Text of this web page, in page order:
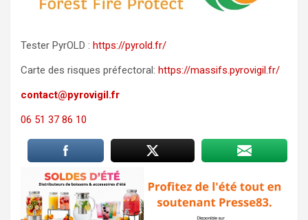
Tester PyrOLD : https://pyrold.fr/
Carte des risques préfectoral: https://massifs.pyrovigil.fr/
contact@pyrovigil.fr
06 51 37 86 10